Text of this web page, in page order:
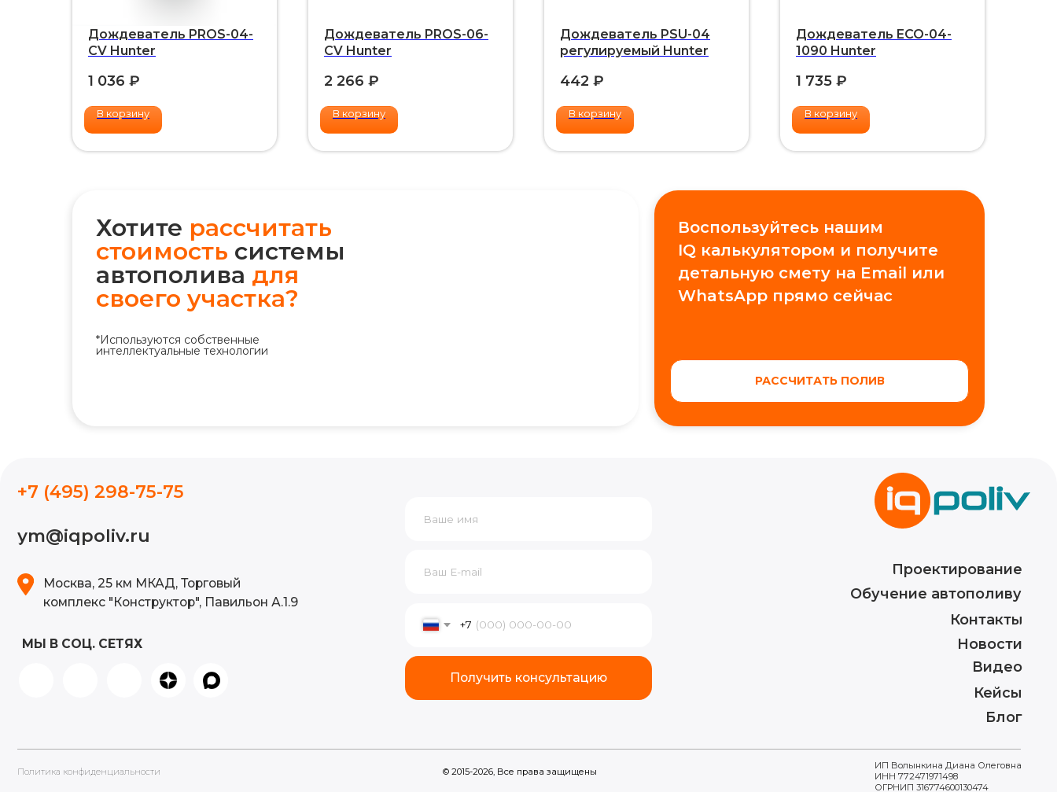
Дождеватель PROS-04-
CV Hunter
1 036 ₽
В корзину
Дождеватель PROS-06-
CV Hunter
2 266 ₽
В корзину
Дождеватель PSU-04
регулируемый Hunter
442 ₽
В корзину
Дождеватель ECO-04-
1090 Hunter
1 735 ₽
В корзину
Хотите рассчитать
стоимость системы
автополива для
своего участка?
*Используются собственные
интеллектуальные технологии
Воспользуйтесь нашим
IQ калькулятором и получите
детальную смету на Email или
WhatsApp прямо сейчас
РАССЧИТАТЬ ПОЛИВ
Политика конфиденциальности
ИП Волынкина Диана Олеговна
ИНН 772471971498
ОГРНИП 316774600130474
+7 (495) 298-75-75
Проектирование
Обучение автополиву
Новости
Видео
Кейсы